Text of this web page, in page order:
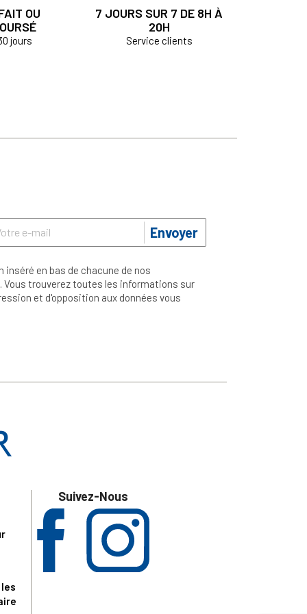
OU
jours
7 JOURS SUR 7 DE 8H À
20H
Service clients
Envoyer
en bas de chacune de nos
trouverez toutes les informations sur
et d'opposition aux données vous
Suivez-Nous